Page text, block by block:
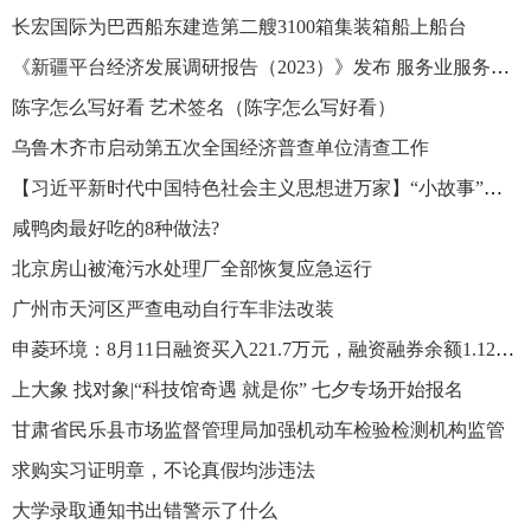
长宏国际为巴西船东建造第二艘3100箱集装箱船上船台
《新疆平台经济发展调研报告（2023）》发布 服务业服务与交易数据居各平台首位
陈字怎么写好看 艺术签名（陈字怎么写好看）
乌鲁木齐市启动第五次全国经济普查单位清查工作
【习近平新时代中国特色社会主义思想进万家】“小故事”讲透“大道理” 推动党的二十大精神入脑入心
咸鸭肉最好吃的8种做法?
北京房山被淹污水处理厂全部恢复应急运行
广州市天河区严查电动自行车非法改装
申菱环境：8月11日融资买入221.7万元，融资融券余额1.12亿元
上大象 找对象|“科技馆奇遇 就是你” 七夕专场开始报名
甘肃省民乐县市场监督管理局加强机动车检验检测机构监管
求购实习证明章，不论真假均涉违法
大学录取通知书出错警示了什么